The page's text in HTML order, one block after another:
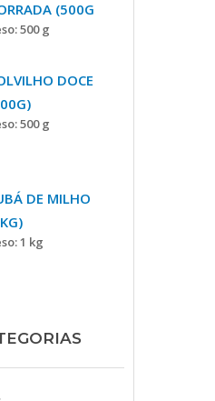
(500G
500 g
DOCE
500 g
DE MILHO
1 kg